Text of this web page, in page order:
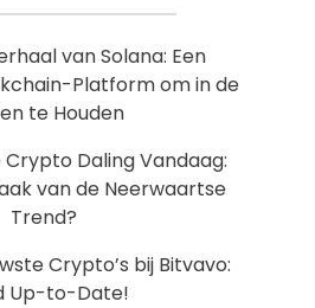
van Solana: Een
Platform om in de
te Houden
Daling Vandaag:
van de Neerwaartse
Trend?
Crypto’s bij Bitvavo:
Up-to-Date!